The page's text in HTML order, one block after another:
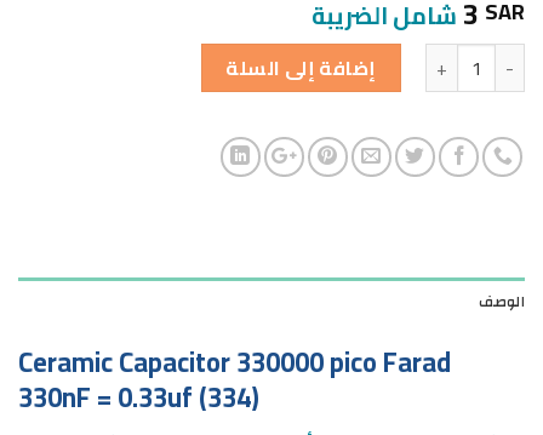
3 SAR شامل الضريبة
الكمية إضافة إلى السلة
الوصف
Ceramic Capacitor 330000 pico Farad
330nF = 0.33uf (334)